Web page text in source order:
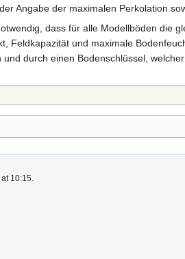
Angabe der maximalen Perkolation
dass für alle Modellböden die
Feldkapazität und maximale
durch einen Bodenschlüssel,
10:15.